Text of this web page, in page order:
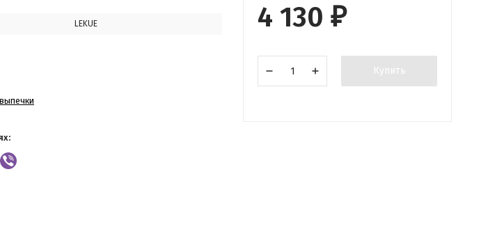
LEKUE 4 130 ₽
Купить